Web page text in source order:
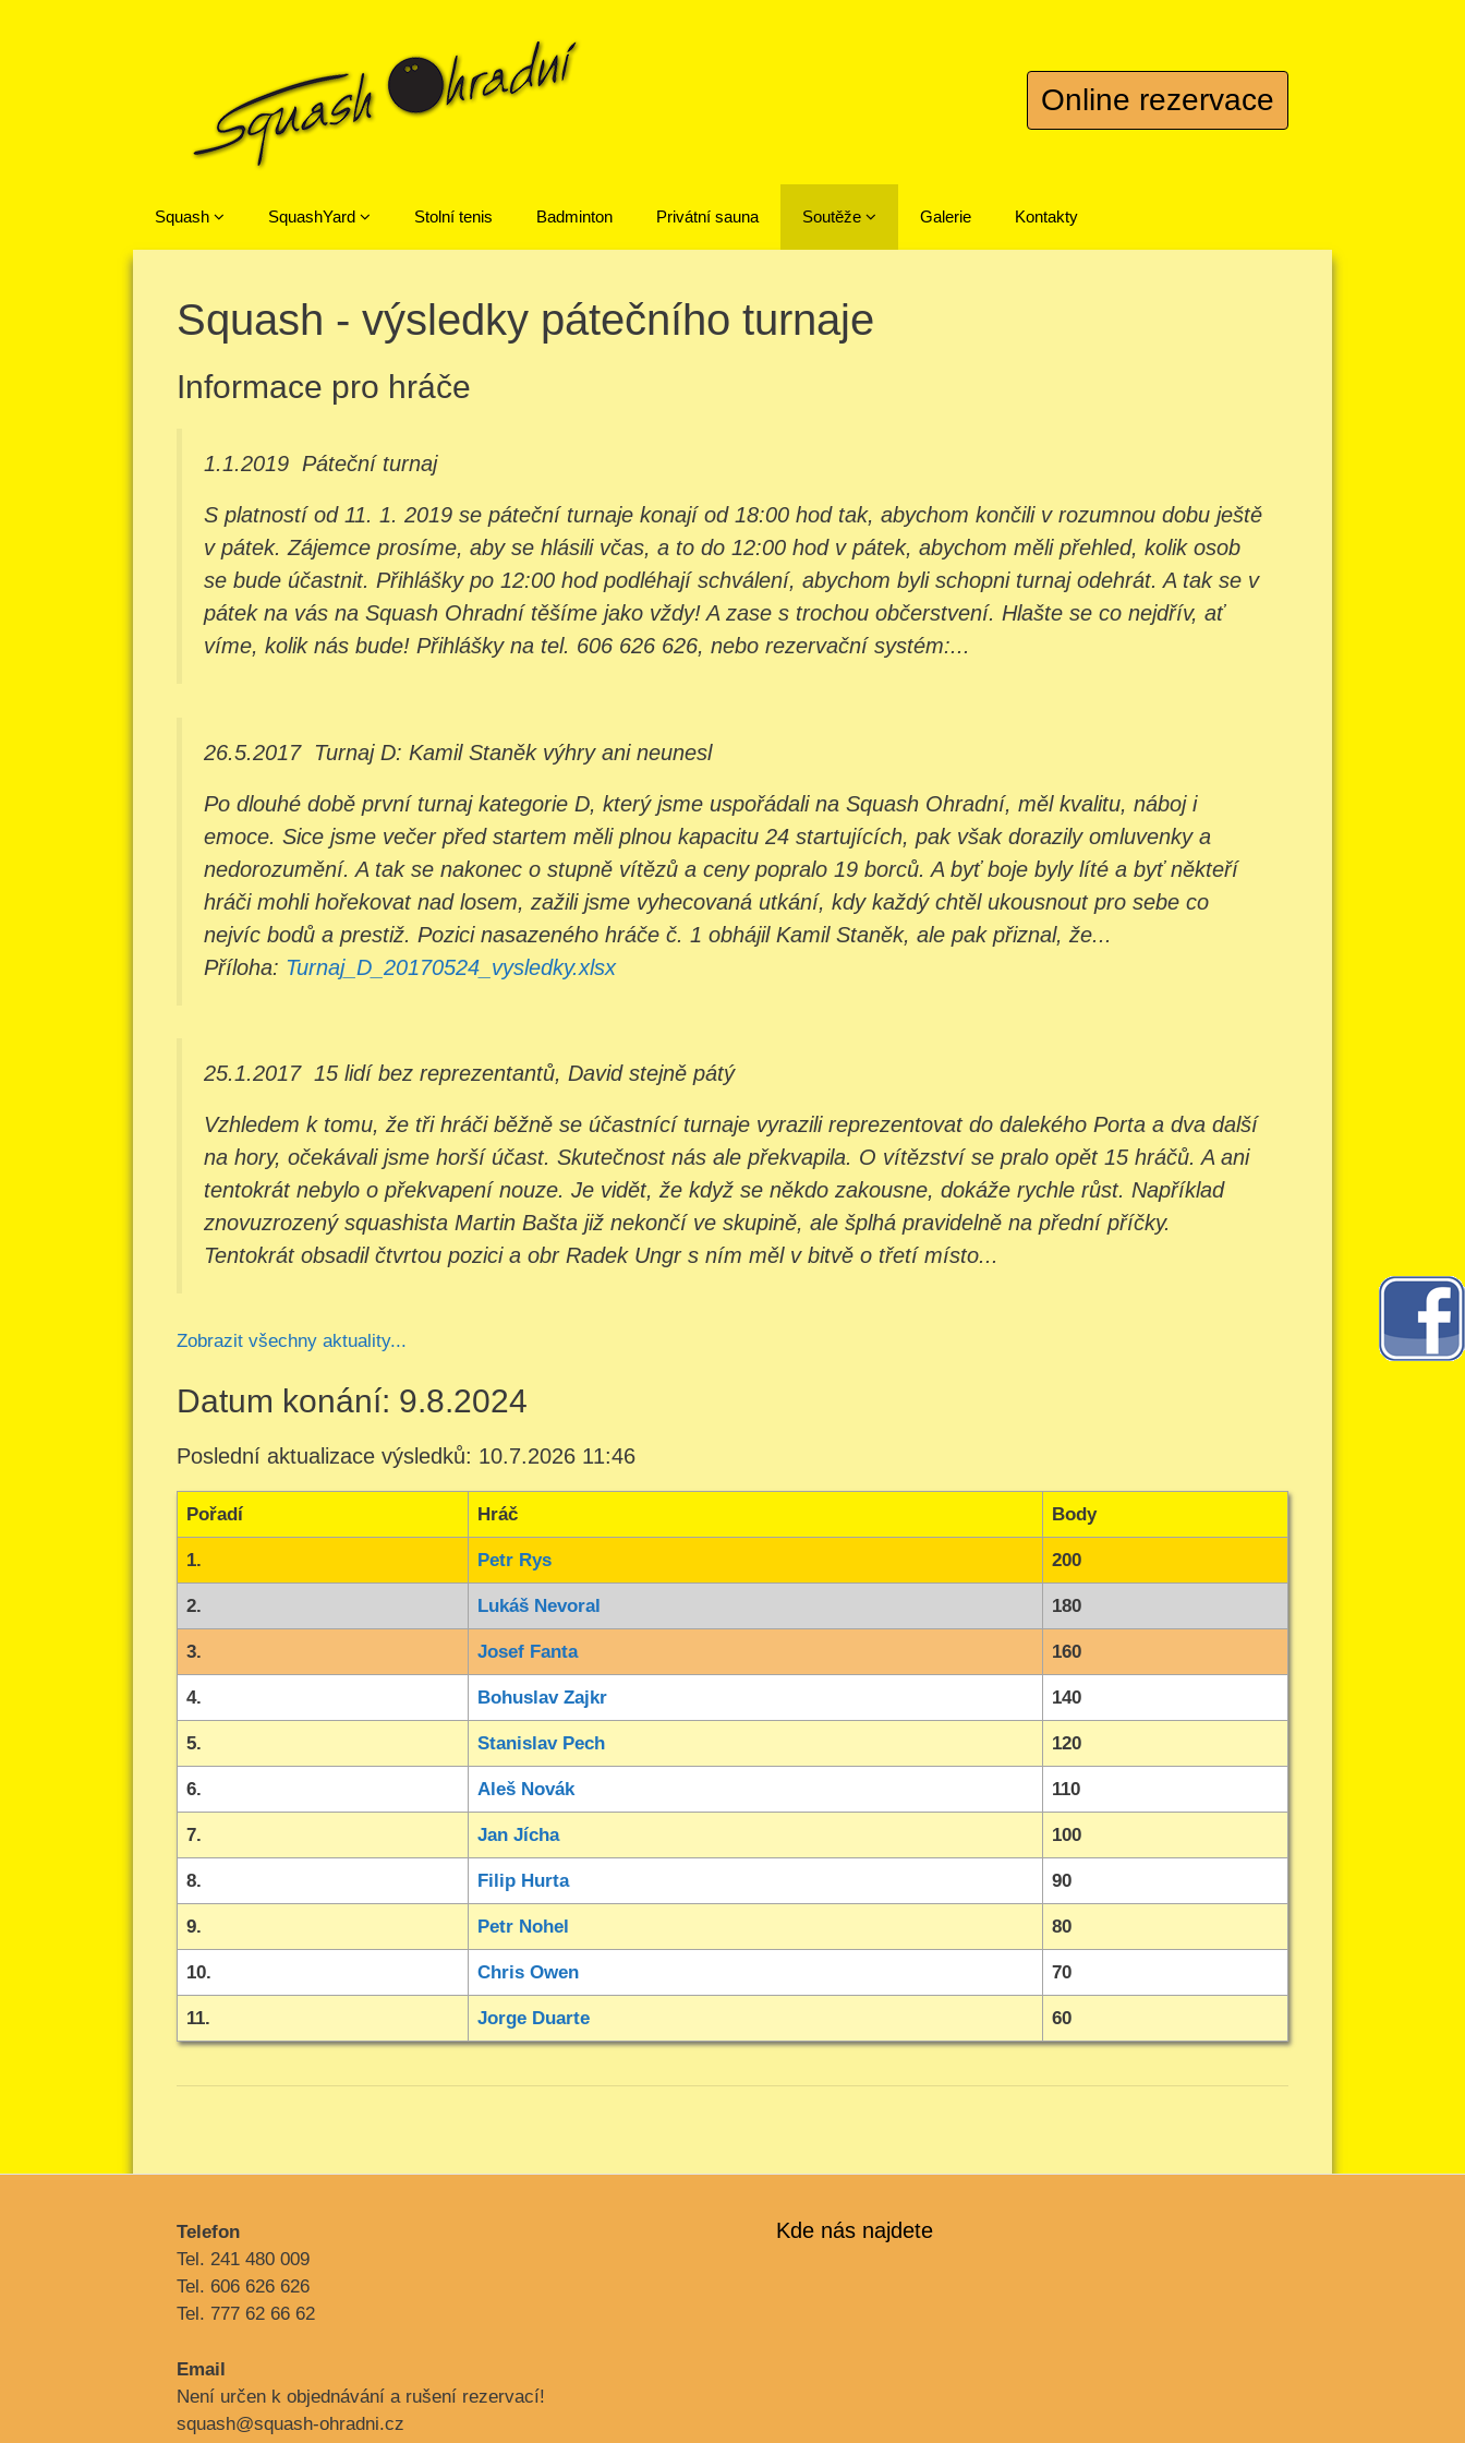
Online rezervace
Squash SquashYard Stolní tenis Badminton Privátní sauna Soutěže Galerie Kontakty
Squash - výsledky pátečního turnaje
Informace pro hráče
1.1.2019 Páteční turnaj
S platností od 11. 1. 2019 se páteční turnaje konají od 18:00 hod tak, abychom končili v rozumnou dobu ještě
v pátek. Zájemce prosíme, aby se hlásili včas, a to do 12:00 hod v pátek, abychom měli přehled, kolik osob
se bude účastnit. Přihlášky po 12:00 hod podléhají schválení, abychom byli schopni turnaj odehrát. A tak se v
pátek na vás na Squash Ohradní těšíme jako vždy! A zase s trochou občerstvení. Hlašte se co nejdřív, ať
víme, kolik nás bude! Přihlášky na tel. 606 626 626, nebo rezervační systém:...
26.5.2017 Turnaj D: Kamil Staněk výhry ani neunesl
Po dlouhé době první turnaj kategorie D, který jsme uspořádali na Squash Ohradní, měl kvalitu, náboj i
emoce. Sice jsme večer před startem měli plnou kapacitu 24 startujících, pak však dorazily omluvenky a
nedorozumění. A tak se nakonec o stupně vítězů a ceny popralo 19 borců. A byť boje byly líté a byť někteří
hráči mohli hořekovat nad losem, zažili jsme vyhecovaná utkání, kdy každý chtěl ukousnout pro sebe co
nejvíc bodů a prestiž. Pozici nasazeného hráče č. 1 obhájil Kamil Staněk, ale pak přiznal, že...
Příloha: Turnaj_D_20170524_vysledky.xlsx
25.1.2017 15 lidí bez reprezentantů, David stejně pátý
Vzhledem k tomu, že tři hráči běžně se účastnící turnaje vyrazili reprezentovat do dalekého Porta a dva další
na hory, očekávali jsme horší účast. Skutečnost nás ale překvapila. O vítězství se pralo opět 15 hráčů. A ani
tentokrát nebylo o překvapení nouze. Je vidět, že když se někdo zakousne, dokáže rychle růst. Například
znovuzrozený squashista Martin Bašta již nekončí ve skupině, ale šplhá pravidelně na přední příčky.
Tentokrát obsadil čtvrtou pozici a obr Radek Ungr s ním měl v bitvě o třetí místo...
Zobrazit všechny aktuality...
Datum konání: 9.8.2024
Poslední aktualizace výsledků: 10.7.2026 11:46
Pořadí Hráč Body
1. Petr Rys 200
2. Lukáš Nevoral 180
3. Josef Fanta 160
4. Bohuslav Zajkr 140
5. Stanislav Pech 120
6. Aleš Novák 110
7. Jan Jícha 100
8. Filip Hurta 90
9. Petr Nohel 80
10. Chris Owen 70
11. Jorge Duarte 60
Telefon
Tel. 241 480 009
Tel. 606 626 626
Tel. 777 62 66 62
Email
Není určen k objednávání a rušení rezervací!
squash@squash-ohradni.cz
Kde nás najdete